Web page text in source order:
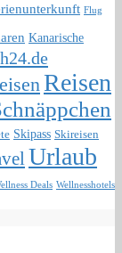
Flug
Kanarische
Reisen
Skipass Skireisen
Urlaub
Deals Wellnesshotels